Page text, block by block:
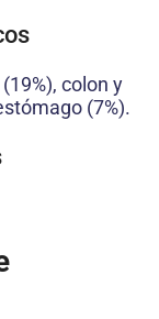
colon y
(7%).